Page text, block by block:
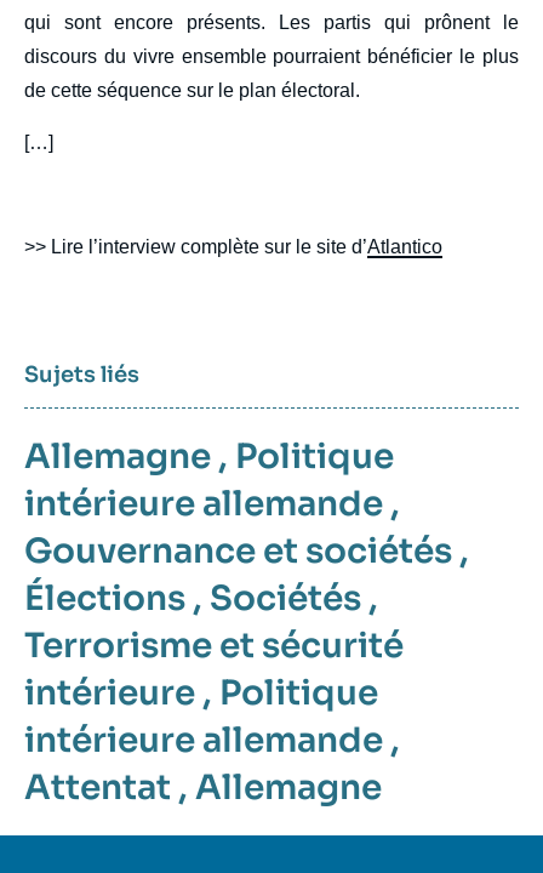
qui sont encore présents. Les partis qui prônent le
discours du vivre ensemble pourraient bénéficier le plus
de cette séquence sur le plan électoral.
[…]
>> Lire l’interview complète sur le site d’Atlantico
Sujets liés
Allemagne , Politique
intérieure allemande ,
Gouvernance et sociétés ,
Élections , Sociétés ,
Terrorisme et sécurité
intérieure , Politique
intérieure allemande ,
Attentat , Allemagne